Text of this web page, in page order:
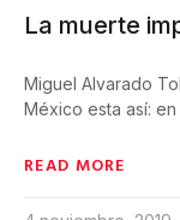
La muerte
Miguel Alvarado
México esta así:
READ MORE